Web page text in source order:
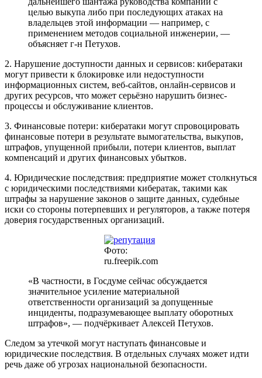
целью выкупа либо при последующих атаках на
владельцев этой информации — например, с
применением методов социальной инженерии, —
объясняет г-н Петухов.
2. Нарушение доступности данных и сервисов: кибератаки
могут привести к блокировке или недоступности
информационных систем, веб-сайтов, онлайн-сервисов и
других ресурсов, что может серьёзно нарушить бизнес-
процессы и обслуживание клиентов.
3. Финансовые потери: кибератаки могут спровоцировать
финансовые потери в результате вымогательства, выкупов,
штрафов, упущенной прибыли, потери клиентов, выплат
компенсаций и других финансовых убытков.
4. Юридические последствия: предприятие может столкнуться
с юридическими последствиями кибератак, такими как
штрафы за нарушение законов о защите данных, судебные
иски со стороны потерпевших и регуляторов, а также потеря
доверия государственных организаций.
Фото:
ru.freepik.com
«В частности, в Госдуме сейчас обсуждается
значительное усиление материальной
ответственности организаций за допущенные
инциденты, подразумевающее выплату оборотных
штрафов», — подчёркивает Алексей Петухов.
Следом за утечкой могут наступать финансовые и
юридические последствия. В отдельных случаях может идти
речь даже об угрозах национальной безопасности.